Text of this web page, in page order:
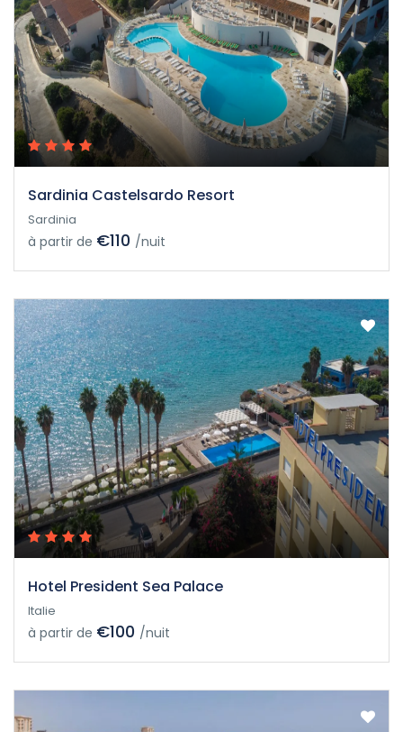
Sardinia Castelsardo Resort
Sardinia
à partir de €110 /nuit
Hotel President Sea Palace
Italie
à partir de €100 /nuit